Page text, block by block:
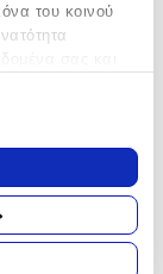
του κοινού
τη γεωγραφική
σε
ενεργά
αποτύπωμα)